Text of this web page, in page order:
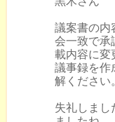
議案書の内
会一致で承
載内容に変
議事録を作
解ください
失礼しまし